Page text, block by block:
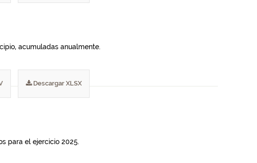
acumuladas anualmente.
Descargar XLSX
para el ejercicio 2025.